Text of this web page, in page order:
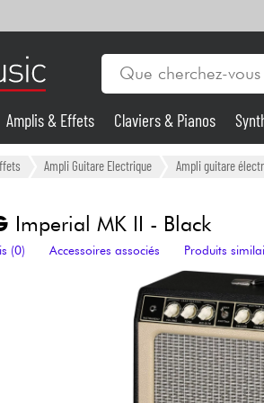
Basses
Amplis & Effets Claviers & Pianos
Ampli Guitare Electrique Ampli guitare
Imperial MK II - Black
(0) Accessoires associés Produits